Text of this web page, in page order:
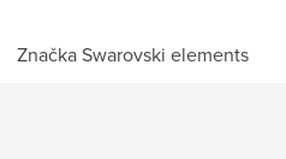
ZnačkaSwarovski elements